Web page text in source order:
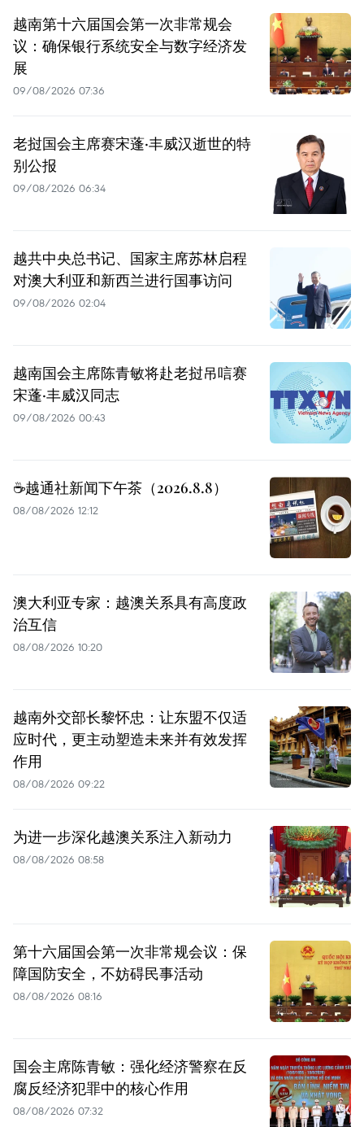
越南第十六届国会第一次非常规会
议：确保银行系统安全与数字经济发
展
09/08/2026 07:36
老挝国会主席赛宋蓬·丰威汉逝世的特
别公报
09/08/2026 06:34
越共中央总书记、国家主席苏林启程
对澳大利亚和新西兰进行国事访问
09/08/2026 02:04
越南国会主席陈青敏将赴老挝吊唁赛
宋蓬·丰威汉同志
09/08/2026 00:43
☕️越通社新闻下午茶（2026.8.8）
08/08/2026 12:12
澳大利亚专家：越澳关系具有高度政
治互信
08/08/2026 10:20
越南外交部长黎怀忠：让东盟不仅适
应时代，更主动塑造未来并有效发挥
作用
08/08/2026 09:22
为进一步深化越澳关系注入新动力
08/08/2026 08:58
第十六届国会第一次非常规会议：保
障国防安全，不妨碍民事活动
08/08/2026 08:16
国会主席陈青敏：强化经济警察在反
腐反经济犯罪中的核心作用
08/08/2026 07:32